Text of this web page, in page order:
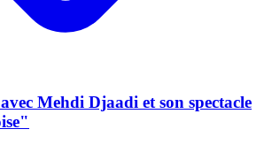
Mehdi Djaadi et son spectacle